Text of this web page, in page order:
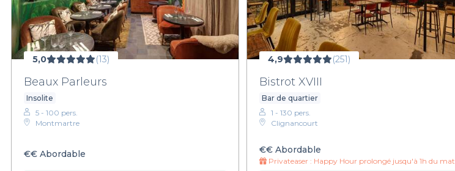
5,0 (13)
Beaux Parleurs
Insolite
5 - 100 pers.
Montmartre
€€ Abordable
4,9 (251)
Bistrot XVIII
Bar de quartier
1 - 130 pers.
Clignancourt
€€Abordable
Privateaser : Happy Hour prolongé jusqu'à 1h du matin !